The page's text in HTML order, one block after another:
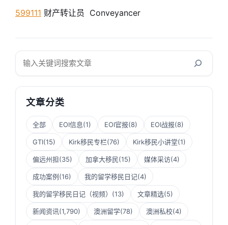
599111 财产转让员 Conveyancer
搜
文章分类
全部 EOI信息(1) EOI官报(8) EOI战报(8)
GTI(15) Kirk移民专栏(76) Kirk移民小讲堂(1)
偏远州担(35) 加拿大移民(15) 媒体采访(4)
成功案例(16) 我的留学移民日记(4)
我的留学移民日记（视频） (13) 文章精选(5)
新闻资讯(1,790) 澳洲留学(78) 澳洲私校(4)